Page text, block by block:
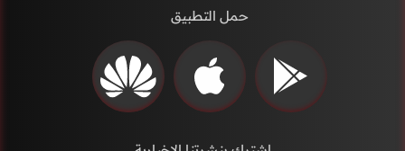
حمل التطبيق